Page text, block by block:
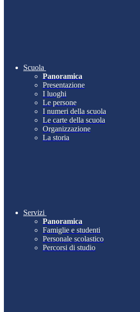
Scuola
Panoramica
Presentazione
I luoghi
Le persone
I numeri della scuola
Le carte della scuola
Organizzazione
La storia
Servizi
Panoramica
Famiglie e studenti
Personale scolastico
Percorsi di studio